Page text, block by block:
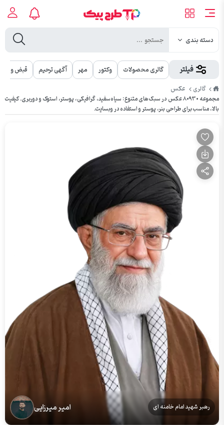
دسته بندی
فیلتر گالری محصولات وکتور مهر آگهی ترحیم
قبض و
طرح
پیک
گالری عکس
مجموعه ۸۰۹۳۰ عکس در سبک‌های متنوع: سیاه‌سفید، گرافیکی، پوستر، استوک و دوربری. کیفیت
بالا، مناسب برای طراحی بنر، پوستر و استفاده در وبسایت.
رهبر شهید امام خامنه ای امیر میرزایی